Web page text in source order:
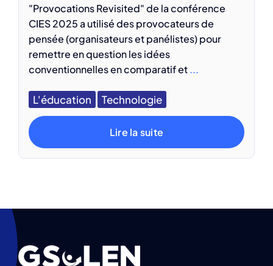
"Provocations Revisited" de la conférence
CIES 2025 a utilisé des provocateurs de
pensée (organisateurs et panélistes) pour
remettre en question les idées
conventionnelles en comparatif et...
L'éducation Technologie
Lire la suite